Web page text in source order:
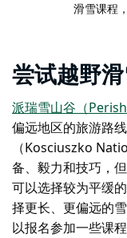
滑雪课程，
尝试越野
派瑞雪山谷（
偏远地区的旅游路
（Kosciuszko
备、毅力和技巧，
可以选择较为平缓
择更长、更偏远的
以报名参加一些课